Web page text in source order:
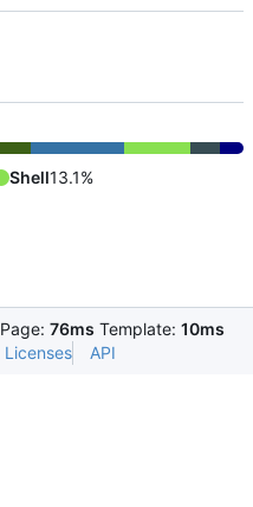
Shell13.1%
Page: 76ms Template: 10ms
Licenses API